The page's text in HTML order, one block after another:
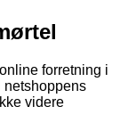
forretning i
netshoppens
videre